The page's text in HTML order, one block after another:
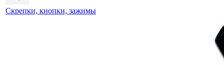
Скрепки, кнопки, зажимы